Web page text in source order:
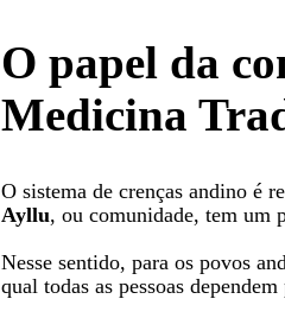
O papel da
Medicina
O sistema de crenças andino é
Ayllu, ou comunidade, tem um
Nesse sentido, para os povos
qual todas as pessoas